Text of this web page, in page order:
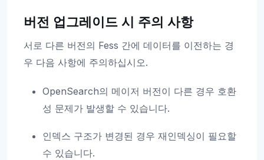
버전 업그레이드 시 주의 사항
서로 다른 버전의 Fess 간에 데이터를 이전하는 경
우 다음 사항에 주의하십시오.
OpenSearch의 메이저 버전이 다른 경우 호환
성 문제가 발생할 수 있습니다.
인덱스 구조가 변경된 경우 재인덱싱이 필요할
수 있습니다.